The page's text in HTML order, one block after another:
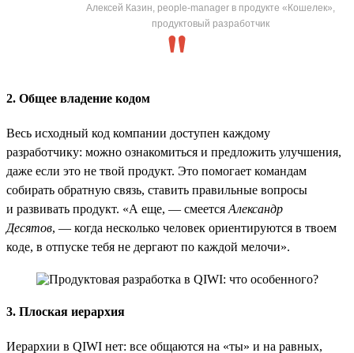
Алексей Казин, people-manager в продукте «Кошелек»,
продуктовый разработчик
2. Общее владение кодом
Весь исходный код компании доступен каждому
разработчику: можно ознакомиться и предложить улучшения,
даже если это не твой продукт. Это помогает командам
собирать обратную связь, ставить правильные вопросы
и развивать продукт. «А еще, — смеется Александр
Десятов, — когда несколько человек ориентируются в твоем
коде, в отпуске тебя не дергают по каждой мелочи».
3. Плоская иерархия
Иерархии в QIWI нет: все общаются на «ты» и на равных,